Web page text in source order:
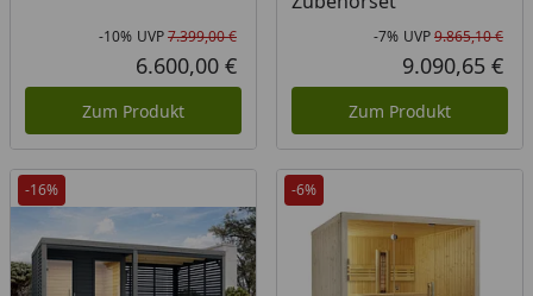
Rabatt in Prozent
-10%
Ursprünglicher Preis
UVP7.399,00 €
Aktueller Preis
6.600,00 €
Zum Produkt
-7% UVP9.865,10 €
9.090,65 €
Zum Produkt
-16% -6%